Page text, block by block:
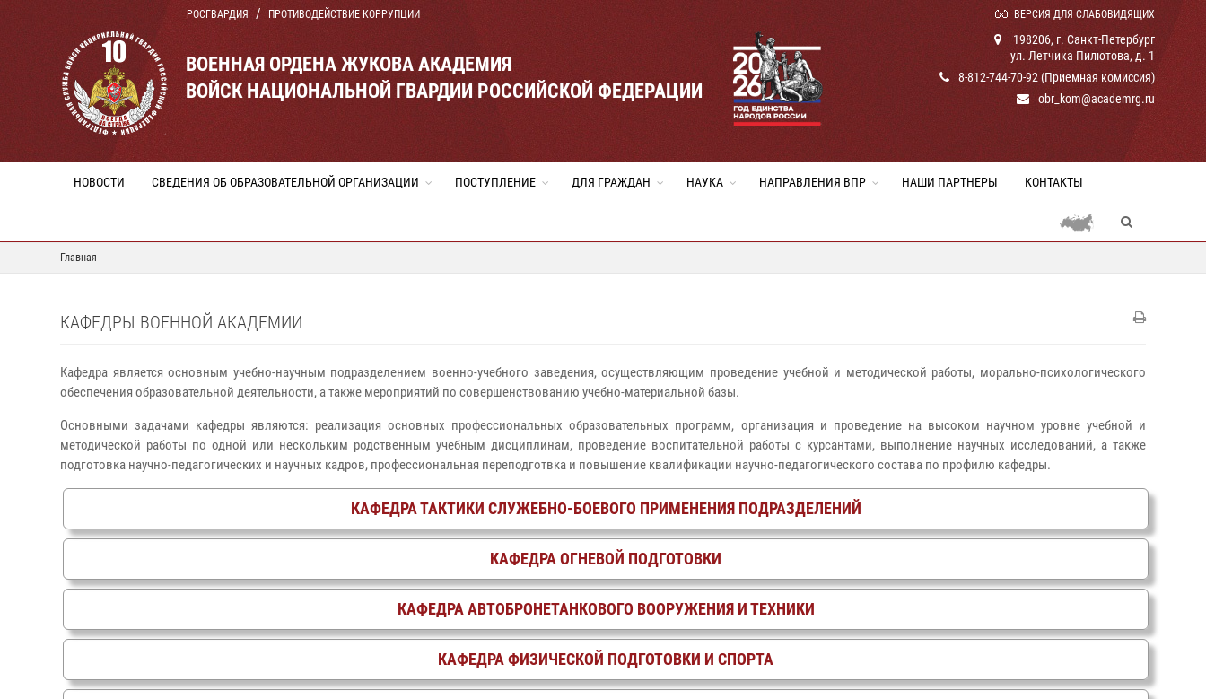
РОСГВАРДИЯ ПРОТИВОДЕЙСТВИЕ КОРРУПЦИИ ВЕРСИЯ ДЛЯ СЛАБОВИДЯЩИХ
ВОЕННАЯ ОРДЕНА ЖУКОВА АКАДЕМИЯ
ВОЙСК НАЦИОНАЛЬНОЙ ГВАРДИИ РОССИЙСКОЙ ФЕДЕРАЦИИ
198206, г. Санкт-Петербург
ул. Летчика Пилютова, д. 1
8-812-744-70-92 (Приемная комиссия)
obr_kom@academrg.ru
НОВОСТИ СВЕДЕНИЯ ОБ ОБРАЗОВАТЕЛЬНОЙ ОРГАНИЗАЦИИ ПОСТУПЛЕНИЕ ДЛЯ ГРАЖДАН НАУКА НАПРАВЛЕНИЯ ВПР НАШИ ПАРТНЕРЫ КОНТАКТЫ
Главная
КАФЕДРЫ ВОЕННОЙ АКАДЕМИИ
Кафедра является основным учебно-научным подразделением военно-учебного заведения, осуществляющим проведение учебной и методической работы, морально-психологического
обеспечения образовательной деятельности, а также мероприятий по совершенствованию учебно-материальной базы.
Основными задачами кафедры являются: реализация основных профессиональных образовательных программ, организация и проведение на высоком научном уровне учебной и
методической работы по одной или нескольким родственным учебным дисциплинам, проведение воспитательной работы с курсантами, выполнение научных исследований, а также
подготовка научно-педагогических и научных кадров, профессиональная переподготвка и повышение квалификации научно-педагогического состава по профилю кафедры.
КАФЕДРА ТАКТИКИ СЛУЖЕБНО-БОЕВОГО ПРИМЕНЕНИЯ ПОДРАЗДЕЛЕНИЙ
КАФЕДРА ОГНЕВОЙ ПОДГОТОВКИ
КАФЕДРА АВТОБРОНЕТАНКОВОГО ВООРУЖЕНИЯ И ТЕХНИКИ
КАФЕДРА ФИЗИЧЕСКОЙ ПОДГОТОВКИ И СПОРТА